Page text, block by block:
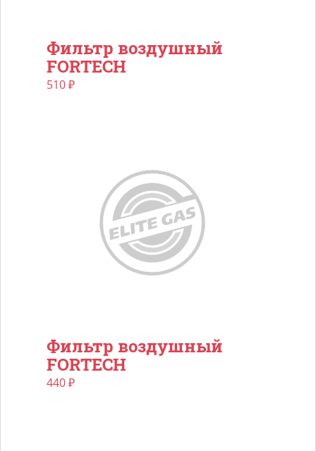
Фильтр воздушный
FORTECH
510₽
Фильтр воздушный
FORTECH
440₽